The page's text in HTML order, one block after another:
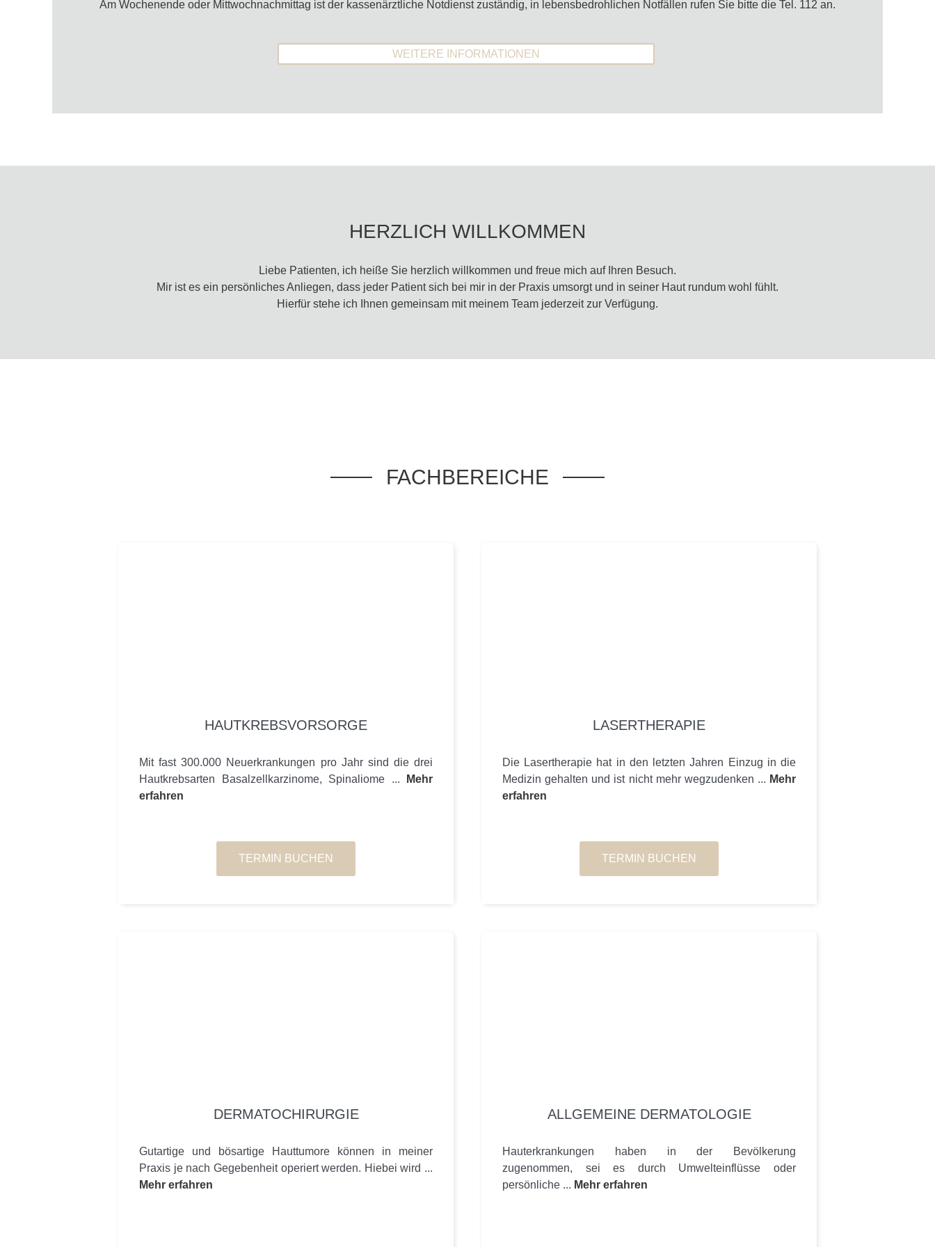
Am Wochenende oder Mittwochnachmittag ist der kassenärztliche Notdienst zuständig, in lebensbedrohlichen Notfällen rufen Sie bitte die Tel. 112 an.
WEITERE INFORMATIONEN
HERZLICH WILLKOMMEN
Liebe Patienten, ich heiße Sie herzlich willkommen und freue mich auf Ihren Besuch.
Mir ist es ein persönliches Anliegen, dass jeder Patient sich bei mir in der Praxis umsorgt und in seiner Haut rundum wohl fühlt.
Hierfür stehe ich Ihnen gemeinsam mit meinem Team jederzeit zur Verfügung.
FACHBEREICHE
HAUTKREBSVORSORGE
Mit fast 300.000 Neuerkrankungen pro Jahr sind die drei
Hautkrebsarten Basalzellkarzinome, Spinaliome ...
Mehr
erfahren
TERMIN BUCHEN
LASERTHERAPIE
Die Lasertherapie hat in den letzten Jahren Einzug in die
Medizin gehalten und ist nicht mehr wegzudenken ... Mehr
erfahren
TERMIN BUCHEN
DERMATOCHIRURGIE
Gutartige und bösartige Hauttumore können in meiner
Praxis je nach Gegebenheit operiert werden. Hiebei wird ...
Mehr erfahren
ALLGEMEINE DERMATOLOGIE
Hauterkrankungen haben in der Bevölkerung
zugenommen, sei es durch Umwelteinflüsse oder
persönliche ... Mehr erfahren